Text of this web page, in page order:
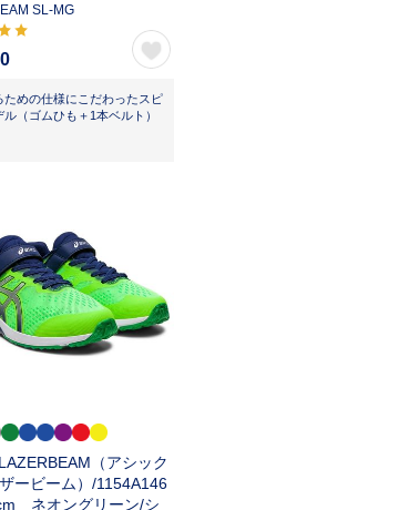
SL-MG
ための仕様にこだわったスピ
ル（ゴムひも＋1本ベルト）
（アシック
ービーム）/1154A146
ネオングリーン/シ